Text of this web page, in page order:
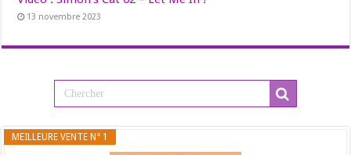
13 novembre 2023
MEILLEURE VENTE N° 1